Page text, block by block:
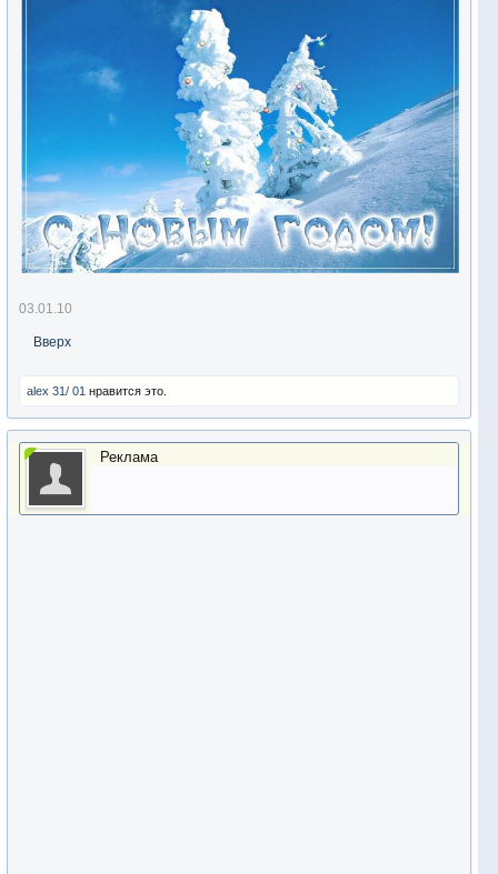
03.01.10
Вверх
alex 31/ 01 нравится это.
Реклама